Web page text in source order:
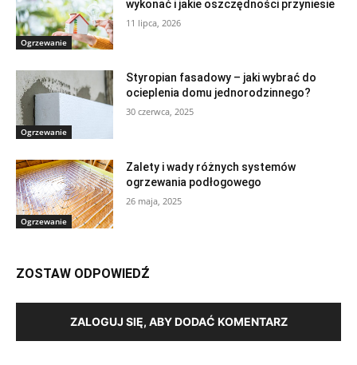
Ogrzewanie
wykonać i jakie oszczędności przyniesie
11 lipca, 2026
Ogrzewanie
Styropian fasadowy – jaki wybrać do
ocieplenia domu jednorodzinnego?
30 czerwca, 2025
Ogrzewanie
Zalety i wady różnych systemów
ogrzewania podłogowego
26 maja, 2025
ZOSTAW ODPOWIEDŹ
ZALOGUJ SIĘ, ABY DODAĆ KOMENTARZ